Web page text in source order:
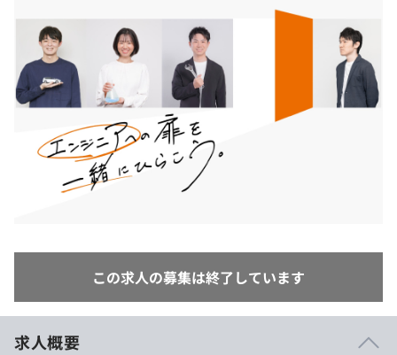
インタビュー
就活成功ガイド
リファレンス
プラン
個人向けプラン
法人向けプラン
再チャレンジ結果一覧
paiza times
note
この求人の募集は終了しています
求人概要